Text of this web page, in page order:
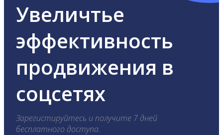
Увеличтье
эффективность
продвижения в
соцсетях
Зарегистируйтесь и получите 7 дней
бесплатного доступа.